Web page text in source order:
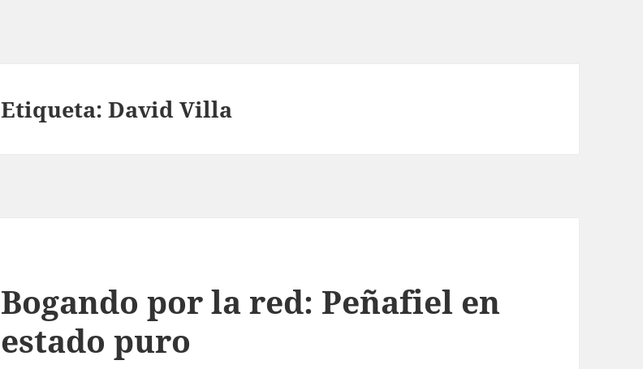
Etiqueta:David Villa
Bogando por la red: Peñafiel en
estado puro